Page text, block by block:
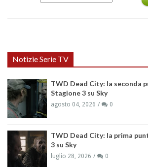
Notizie Serie TV
TWD Dead City: la seconda
Stagione 3 su Sky
agosto 04, 2026 0
TWD Dead City: la prima
3 su Sky
luglio 28, 2026 0